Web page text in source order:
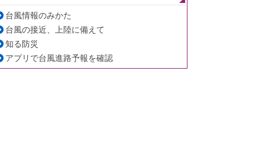
台風情報のみかた
台風の接近、上陸に備えて
知る防災
アプリで台風進路予報を確認